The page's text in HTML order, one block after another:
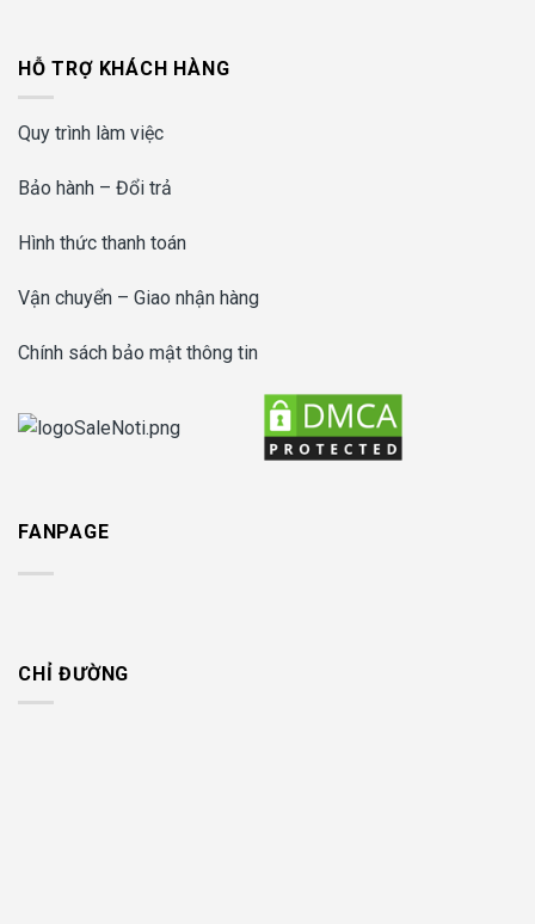
HỖ TRỢ KHÁCH HÀNG
Quy trình làm việc
Bảo hành – Đổi trả
Hình thức thanh toán
Vận chuyển – Giao nhận hàng
Chính sách bảo mật thông tin
FANPAGE
CHỈ ĐƯỜNG